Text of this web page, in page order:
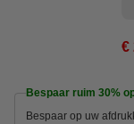
€
Bespaar ruim 30%
Bespaar op uw